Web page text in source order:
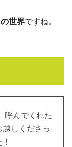
世界ですね。
呼んでくれた
しくださっ